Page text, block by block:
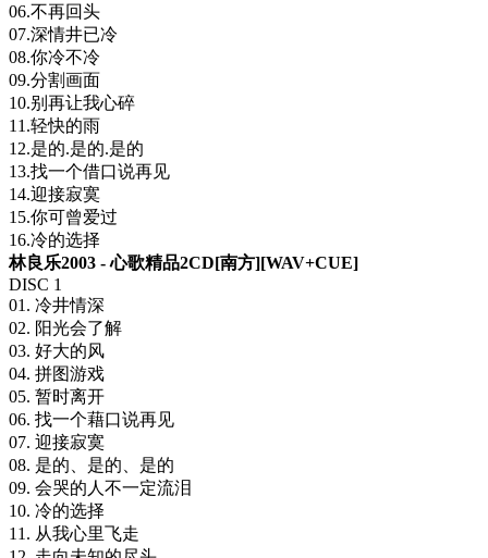
06.不再回头
07.深情井已冷
08.你冷不冷
09.分割画面
10.别再让我心碎
11.轻快的雨
12.是的.是的.是的
13.找一个借口说再见
14.迎接寂寞
15.你可曾爱过
16.冷的选择
林良乐2003 - 心歌精品2CD[南方][WAV+CUE]
DISC 1
01. 冷井情深
02. 阳光会了解
03. 好大的风
04. 拼图游戏
05. 暂时离开
06. 找一个藉口说再见
07. 迎接寂寞
08. 是的、是的、是的
09. 会哭的人不一定流泪
10. 冷的选择
11. 从我心里飞走